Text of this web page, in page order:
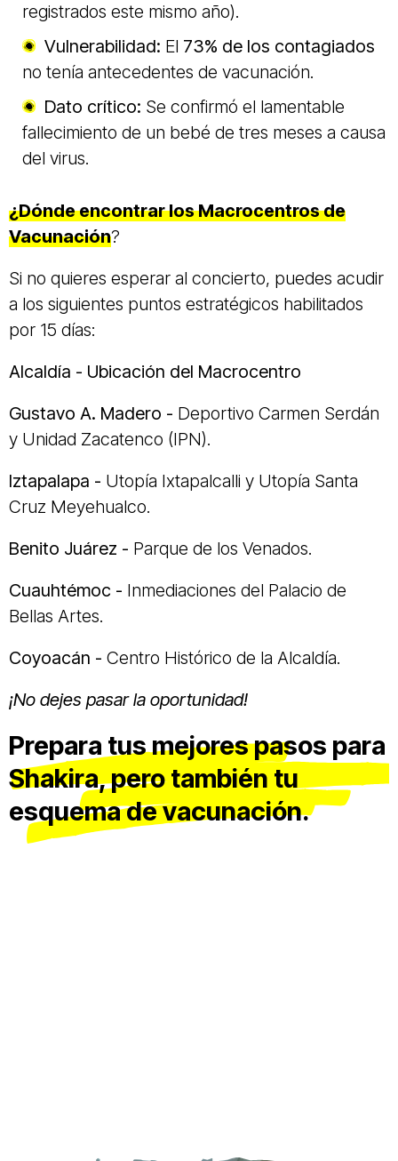
registrados este mismo año).
Vulnerabilidad: El 73% de los contagiados
no tenía antecedentes de vacunación.
Dato crítico: Se confirmó el lamentable
fallecimiento de un bebé de tres meses a causa
del virus.
¿Dónde encontrar los Macrocentros de
Vacunación?
Si no quieres esperar al concierto, puedes acudir
a los siguientes puntos estratégicos habilitados
por 15 días:
Alcaldía - Ubicación del Macrocentro
Gustavo A. Madero - Deportivo Carmen Serdán
y Unidad Zacatenco (IPN).
Iztapalapa - Utopía Ixtapalcalli y Utopía Santa
Cruz Meyehualco.
Benito Juárez - Parque de los Venados.
Cuauhtémoc - Inmediaciones del Palacio de
Bellas Artes.
Coyoacán - Centro Histórico de la Alcaldía.
¡No dejes pasar la oportunidad!
Prepara tus mejores pasos para
Shakira, pero también tu
esquema de vacunación.